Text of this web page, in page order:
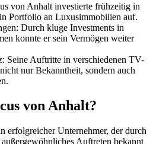
von Anhalt investierte frühzeitig in
Portfolio an Luxusimmobilien auf.
Durch kluge Investments in
konnte er sein Vermögen weiter
Seine Auftritte in verschiedenen TV-
nur Bekanntheit, sondern auch
von Anhalt?
erfolgreicher Unternehmer, der durch
Auftreten bekannt